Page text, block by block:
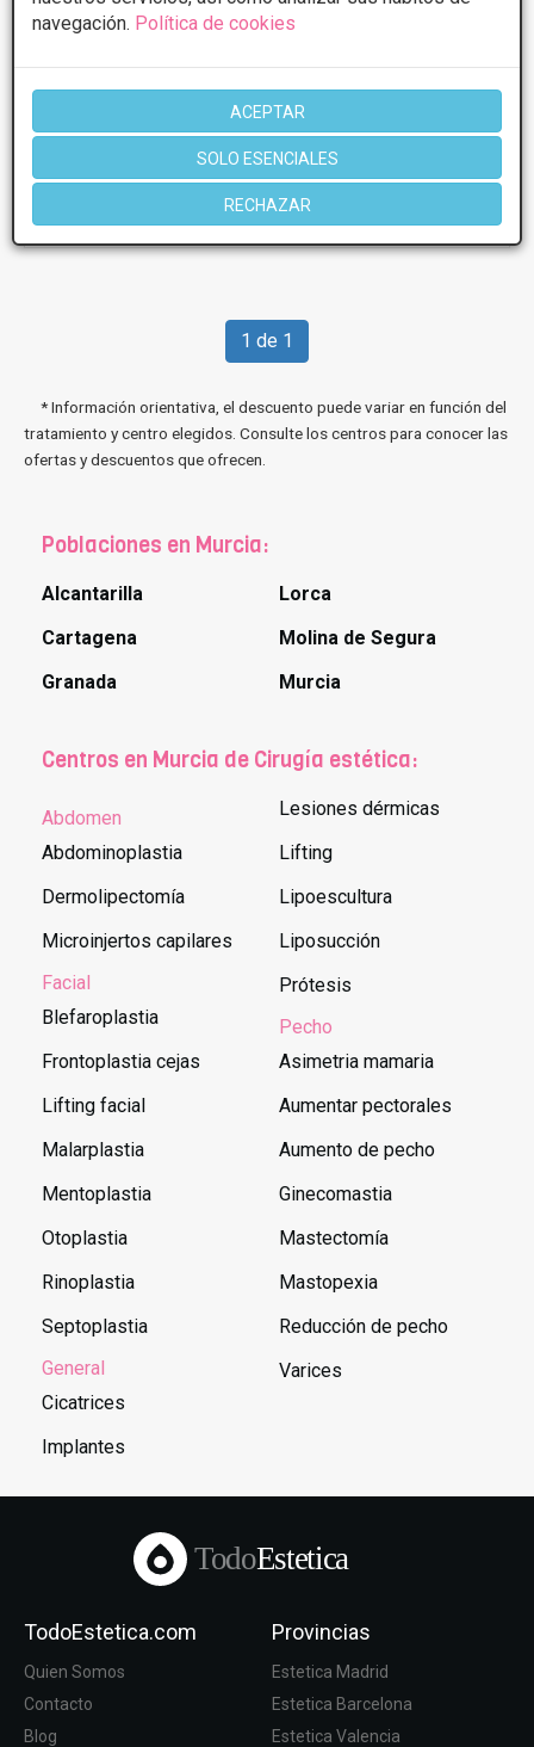
navegación. Política de cookies
ACEPTAR
SOLO ESENCIALES
RECHAZAR
Lunes
9:30 - 21:30
Miércoles
9:30 - 21:30
Jueves
9:30 - 21:30
9:30 - 21:30
Sábado
11:00 - 15:00
1 de 1
* Información orientativa, el descuento puede variar en función del
tratamiento y centro elegidos. Consulte los centros para conocer las
ofertas y descuentos que ofrecen.
Poblaciones en Murcia:
Alcantarilla
Cartagena
Granada
Lorca
Molina de Segura
Murcia
Centros en Murcia de Cirugía estética:
Abdomen
Abdominoplastia
Dermolipectomía
Microinjertos capilares
Facial
Blefaroplastia
Frontoplastia cejas
Lifting facial
Malarplastia
Mentoplastia
Otoplastia
Rinoplastia
Septoplastia
General
Cicatrices
Implantes
Lesiones dérmicas
Lifting
Lipoescultura
Liposucción
Prótesis
Pecho
Asimetria mamaria
Aumentar pectorales
Aumento de pecho
Ginecomastia
Mastectomía
Mastopexia
Reducción de pecho
Varices
TodoEstetica
TodoEstetica.com
Quien Somos
Contacto
Blog
Provincias
Estetica Madrid
Estetica Barcelona
Estetica Valencia